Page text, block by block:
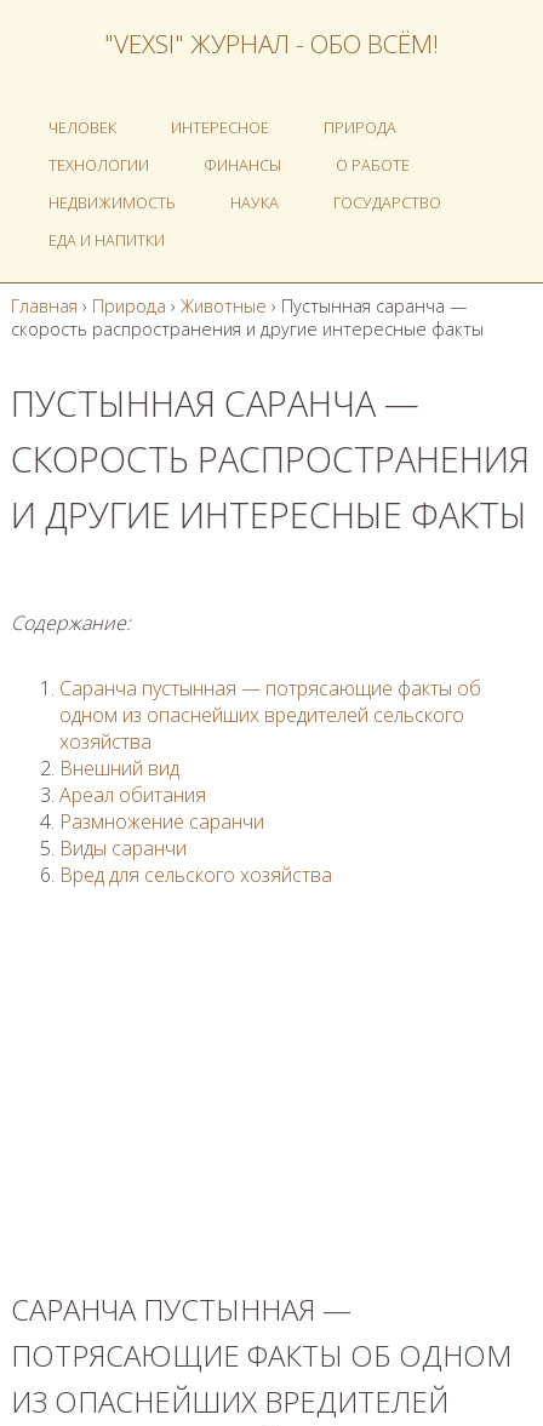
"VEXSI" ЖУРНАЛ - ОБО ВСЁМ!
ЧЕЛОВЕК ИНТЕРЕСНОЕ
ПРИРОДА
ТЕХНОЛОГИИ
ФИНАНСЫ
О РАБОТЕ
НЕДВИЖИМОСТЬ
НАУКА
ГОСУДАРСТВО
ЕДА И НАПИТКИ
Главная › Природа › Животные › Пустынная саранча —
скорость распространения и другие интересные факты
ПУСТЫННАЯ САРАНЧА —
СКОРОСТЬ РАСПРОСТРАНЕНИЯ
И ДРУГИЕ ИНТЕРЕСНЫЕ ФАКТЫ
Содержание:
Саранча пустынная — потрясающие факты об
одном из опаснейших вредителей сельского
хозяйства
Внешний вид
Ареал обитания
Размножение саранчи
Виды саранчи
Вред для сельского хозяйства
САРАНЧА ПУСТЫННАЯ —
ПОТРЯСАЮЩИЕ ФАКТЫ ОБ ОДНОМ
ИЗ ОПАСНЕЙШИХ ВРЕДИТЕЛЕЙ